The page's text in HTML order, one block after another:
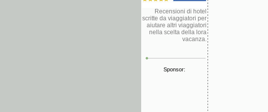
Recensioni di hotel
scritte da viaggiatori per
aiutare altri viaggiatori
nella scelta della lora
vacanza.
Sponsor: